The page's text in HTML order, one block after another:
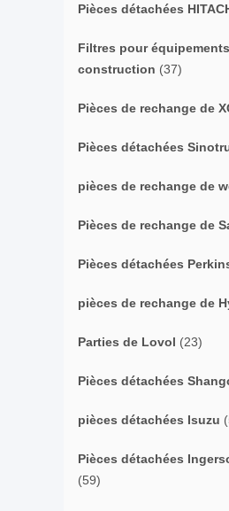
Pièces détachées
Filtres pour
construction (37)
Pièces de rechange de
Pièces détachées
pièces de rechange de
Pièces de rechange de
Pièces détachées
pièces de rechange de
Parties de Lovol (23)
Pièces détachées
pièces détachées Isuzu
Pièces détachées
(59)